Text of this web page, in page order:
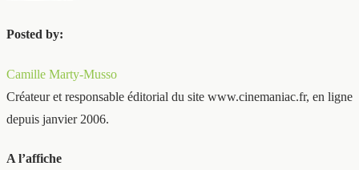
Posted by:
Camille Marty-Musso
Créateur et responsable éditorial du site www.cinemaniac.fr, en ligne
depuis janvier 2006.
A l’affiche